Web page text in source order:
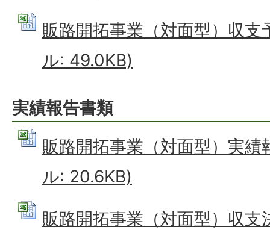
販路開拓事業（対面型）収
ル: 49.0KB)
実績報告書類
販路開拓事業（対面型）実
ル: 20.6KB)
販路開拓事業（対面型）収